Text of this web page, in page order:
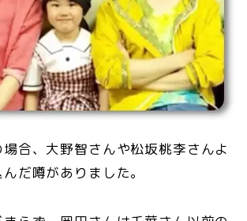
合、大野智さんや松坂桃李さんよ
だ噂がありました。